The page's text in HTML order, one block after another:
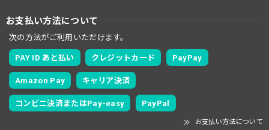
お支払い方法について
次の方法がご利用いただけます。
PAY ID あと払い クレジットカード PayPay
Amazon Pay キャリア決済
コンビニ決済またはPay-easy PayPal
お支払い方法について